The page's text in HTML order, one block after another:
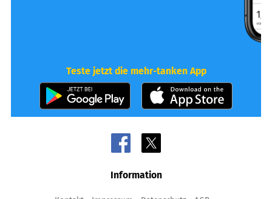
Teste jetzt die mehr-tanken App
Information